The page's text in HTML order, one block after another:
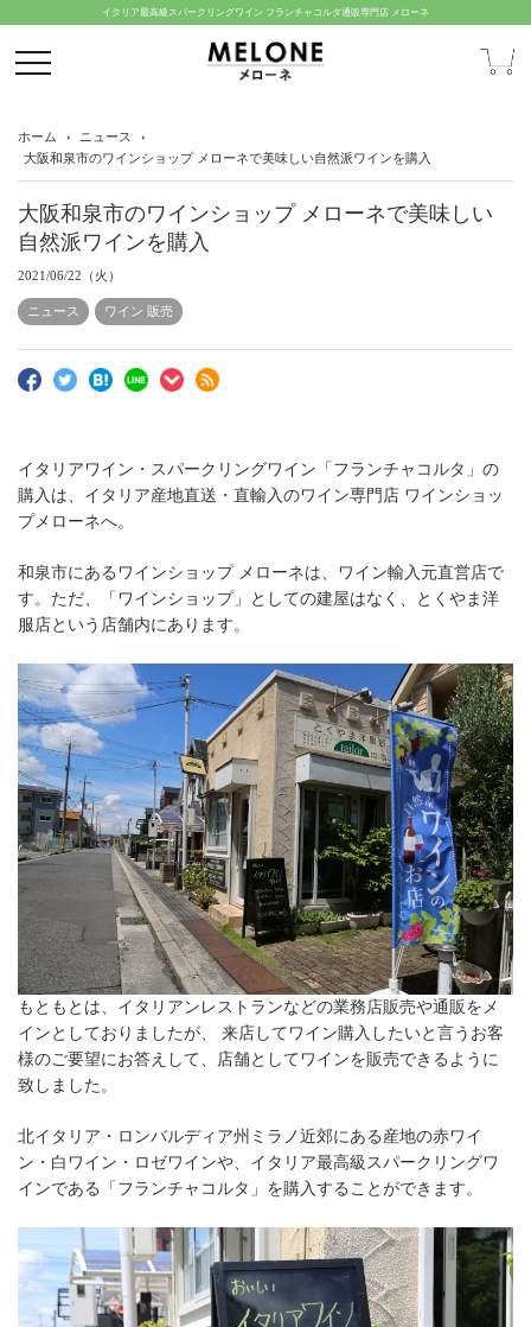
イタリア最高級スパークリングワイン フランチャコルタ通販専門店 メローネ
ホーム
ニュース
大阪和泉市のワインショップ メローネで美味しい自然派ワインを購入
大阪和泉市のワインショップ メローネで美味しい
自然派ワインを購入
2021/06/22（火）
ニュース ワイン 販売
イタリアワイン・スパークリングワイン「フランチャコルタ」の
購入は、イタリア産地直送・直輸入のワイン専門店 ワインショッ
プメローネへ。
和泉市にあるワインショップ メローネは、ワイン輸入元直営店で
す。ただ、「ワインショップ」としての建屋はなく、とくやま洋
服店という店舗内にあります。
もともとは、イタリアンレストランなどの業務店販売や通販をメ
インとしておりましたが、 来店してワイン購入したいと言うお客
様のご要望にお答えして、店舗としてワインを販売できるように
致しました。
北イタリア・ロンバルディア州ミラノ近郊にある産地の赤ワイ
ン・白ワイン・ロゼワインや、イタリア最高級スパークリングワ
インである「フランチャコルタ」を購入することができます。